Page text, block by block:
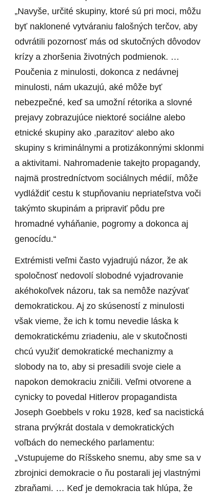
„Navyše, určité skupiny, ktoré sú pri moci, môžu
byť naklonené vytváraniu falošných terčov, aby
odvrátili pozornosť más od skutočných dôvodov
krízy a zhoršenia životných podmienok. …
Poučenia z minulosti, dokonca z nedávnej
minulosti, nám ukazujú, aké môže byť
nebezpečné, keď sa umožní rétorika a slovné
prejavy zobrazujúce niektoré sociálne alebo
etnické skupiny ako ,parazitov‘ alebo ako
skupiny s kriminálnymi a protizákonnými sklonmi
a aktivitami. Nahromadenie takejto propagandy,
najmä prostredníctvom sociálnych médií, môže
vydláždiť cestu k stupňovaniu nepriateľstva voči
takýmto skupinám a pripraviť pôdu pre
hromadné vyháňanie, pogromy a dokonca aj
genocídu.“
Extrémisti veľmi často vyjadrujú názor, že ak
spoločnosť nedovolí slobodné vyjadrovanie
akéhokoľvek názoru, tak sa nemôže nazývať
demokratickou. Aj zo skúseností z minulosti
však vieme, že ich k tomu nevedie láska k
demokratickému zriadeniu, ale v skutočnosti
chcú využiť demokratické mechanizmy a
slobody na to, aby si presadili svoje ciele a
napokon demokraciu zničili. Veľmi otvorene a
cynicky to povedal Hitlerov propagandista
Joseph Goebbels v roku 1928, keď sa nacistická
strana prvýkrát dostala v demokratických
voľbách do nemeckého parlamentu:
„Vstupujeme do Ríšskeho snemu, aby sme sa v
zbrojnici demokracie o ňu postarali jej vlastnými
zbraňami. … Keď je demokracia tak hlúpa, že